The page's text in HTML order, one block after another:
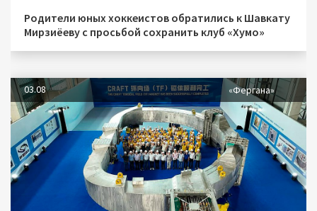
Родители юных хоккеистов обратились к Шавкату
Мирзиёеву с просьбой сохранить клуб «Хумо»
03.08 «Фергана»